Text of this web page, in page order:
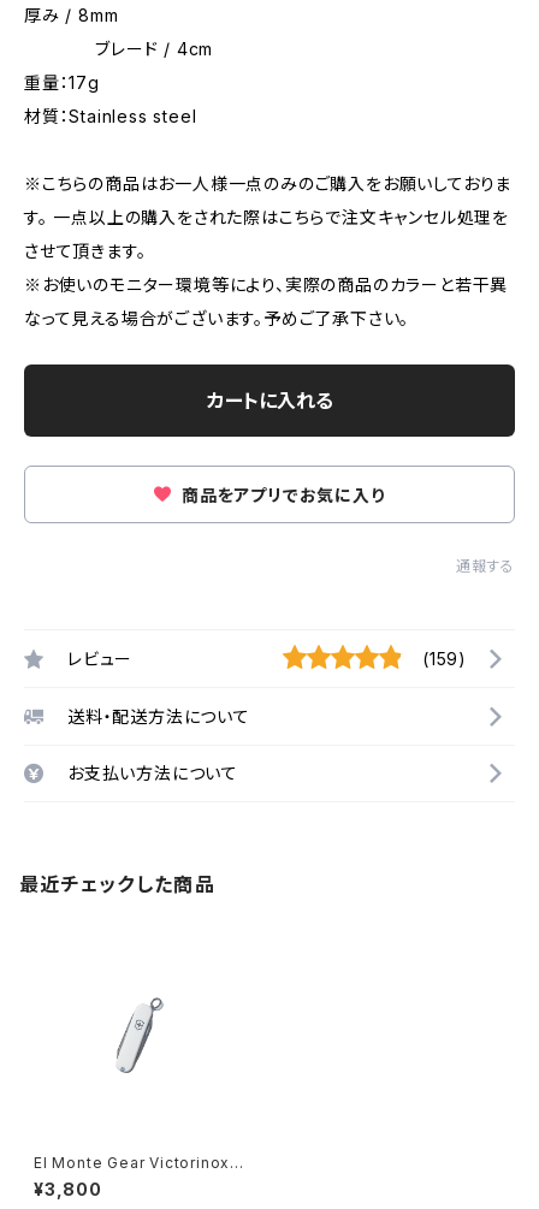
厚み / 8mm
ブレード / 4cm
重量：17g
材質：Stainless steel
※こちらの商品はお一人様一点のみのご購入をお願いしておりま
す。 一点以上の購入をされた際はこちらで注文キャンセル処理を
させて頂きます。
※お使いのモニター環境等により、実際の商品のカラーと若干異
なって見える場合がございます。予めご了承下さい。
カートに入れる
商品をアプリでお気に入り
通報する
レビュー (159)
送料・配送方法について
お支払い方法について
最近チェックした商品
El Monte Gear Victorinox E
scort
¥3,800